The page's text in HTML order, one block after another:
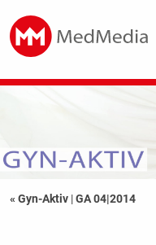
« Gyn-Aktiv |GA 04|2014